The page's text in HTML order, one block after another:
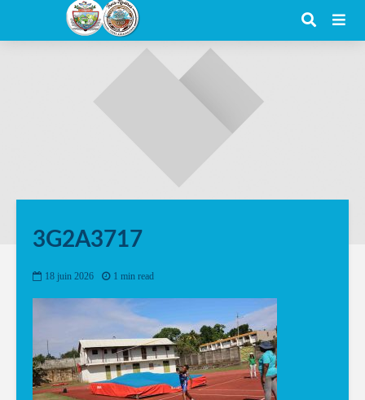
3G2A3717
18 juin 2026 1 min read